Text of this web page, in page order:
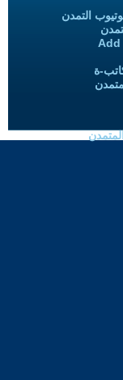
التمدن
ة